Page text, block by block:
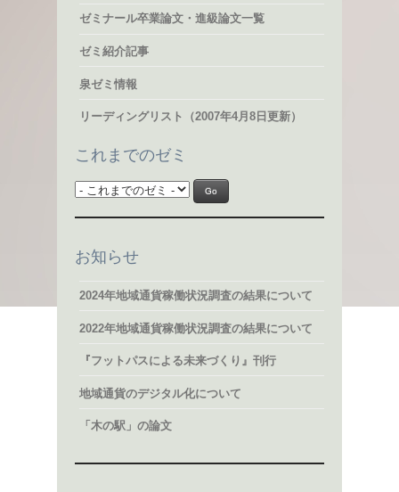
ゼミナール卒業論文・進級論文一覧
ゼミ紹介記事
泉ゼミ情報
リーディングリスト（2007年4月8日更新）
これまでのゼミ
お知らせ
2024年地域通貨稼働状況調査の結果について
2022年地域通貨稼働状況調査の結果について
『フットパスによる未来づくり』刊行
地域通貨のデジタル化について
「木の駅」の論文